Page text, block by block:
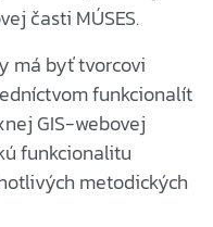
časti MÚSES.
má byť tvorcovi
funkcionalít
GIS-webovej
funkcionalitu
metodických